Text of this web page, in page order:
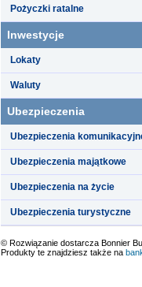
Pożyczki ratalne
Inwestycje
Lokaty
Waluty
Ubezpieczenia
Ubezpieczenia
Ubezpieczenia majątkowe
Ubezpieczenia na życie
Ubezpieczenia turystyczne
© Rozwiązanie dostarcza Bonnier
Produkty te znajdziesz także na